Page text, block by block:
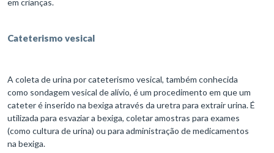
em crianças.
Cateterismo vesical
A coleta de urina por cateterismo vesical, também conhecida
como sondagem vesical de alívio, é um procedimento em que um
cateter é inserido na bexiga através da uretra para extrair urina. É
utilizada para esvaziar a bexiga, coletar amostras para exames
(como cultura de urina) ou para administração de medicamentos
na bexiga.